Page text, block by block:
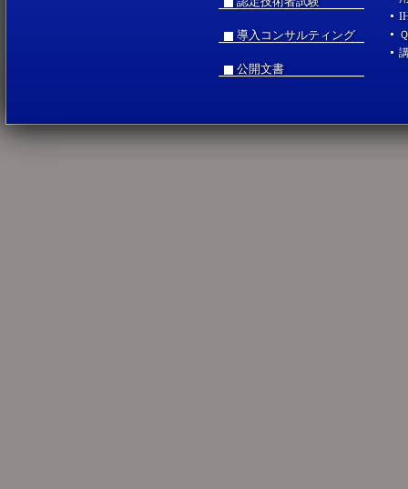
導入コンサルティング
公開文書